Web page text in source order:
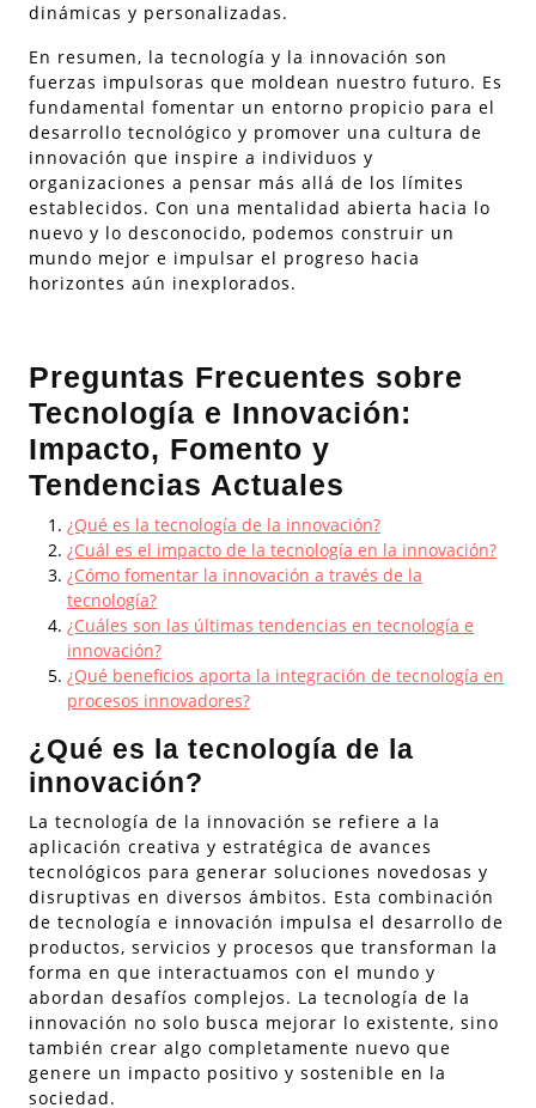
dinámicas y personalizadas.
En resumen, la tecnología y la innovación son
fuerzas impulsoras que moldean nuestro futuro. Es
fundamental fomentar un entorno propicio para el
desarrollo tecnológico y promover una cultura de
innovación que inspire a individuos y
organizaciones a pensar más allá de los límites
establecidos. Con una mentalidad abierta hacia lo
nuevo y lo desconocido, podemos construir un
mundo mejor e impulsar el progreso hacia
horizontes aún inexplorados.
Preguntas Frecuentes sobre
Tecnología e Innovación:
Impacto, Fomento y
Tendencias Actuales
¿Qué es la tecnología de la innovación?
¿Cuál es el impacto de la tecnología en la innovación?
¿Cómo fomentar la innovación a través de la
tecnología?
¿Cuáles son las últimas tendencias en tecnología e
innovación?
¿Qué beneficios aporta la integración de tecnología en
procesos innovadores?
¿Qué es la tecnología de la
innovación?
La tecnología de la innovación se refiere a la
aplicación creativa y estratégica de avances
tecnológicos para generar soluciones novedosas y
disruptivas en diversos ámbitos. Esta combinación
de tecnología e innovación impulsa el desarrollo de
productos, servicios y procesos que transforman la
forma en que interactuamos con el mundo y
abordan desafíos complejos. La tecnología de la
innovación no solo busca mejorar lo existente, sino
también crear algo completamente nuevo que
genere un impacto positivo y sostenible en la
sociedad.